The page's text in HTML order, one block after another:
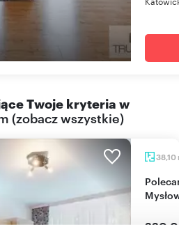
Twoje kryteria w
(zobacz wszystkie)
38,10
Polecam 2-pokojowe mieszkanie 38,1 m² w
220